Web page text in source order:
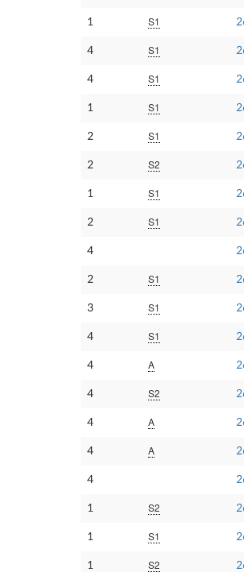
1 S1
4 S1
4 S1
1 S1
2 S1
2 S2
1 S1
2 S1
4
2 S1
3 S1
4 S1
4 A
4 S2
4 A
4 A
4
1 S2
1 S1
1 S2